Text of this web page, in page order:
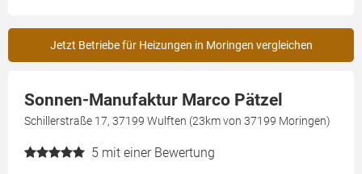
Jetzt Betriebe für Heizungen in Moringen vergleichen
Sonnen-Manufaktur Marco Pätzel
Schillerstraße 17, 37199 Wulften (23km von 37199 Moringen)
5 mit einer Bewertung